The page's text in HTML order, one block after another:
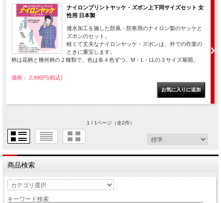
ナイロンプリントヤッケ・ズボン上下同サイズセット 女
性用 日本製
撥水加工を施した防風・防寒用のナイロン製のヤッケと
ズボンのセット。
軽くて丈夫なナイロンヤッケ・ズボンは、外での作業の
ときに重宝します。
柄は花柄と幾何柄の２種類で、色は各４色ずつ。M・L・LLの３サイズ展開。
価格： 2,990円(税込)
1 / 1ページ（全2件）
商品検索
キーワード検索